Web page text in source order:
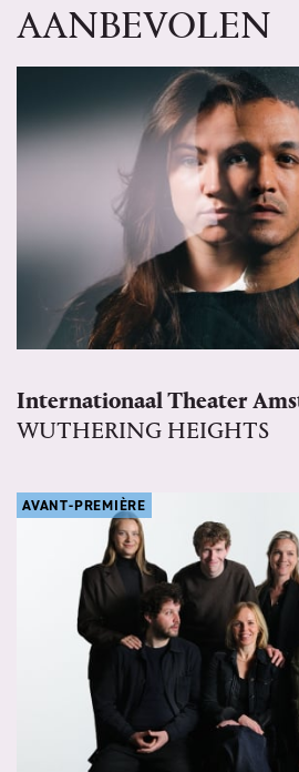
AANBEVOLEN
Internationaal Theater
WUTHERING HEIGHTS
AVANT-PREMIÈRE